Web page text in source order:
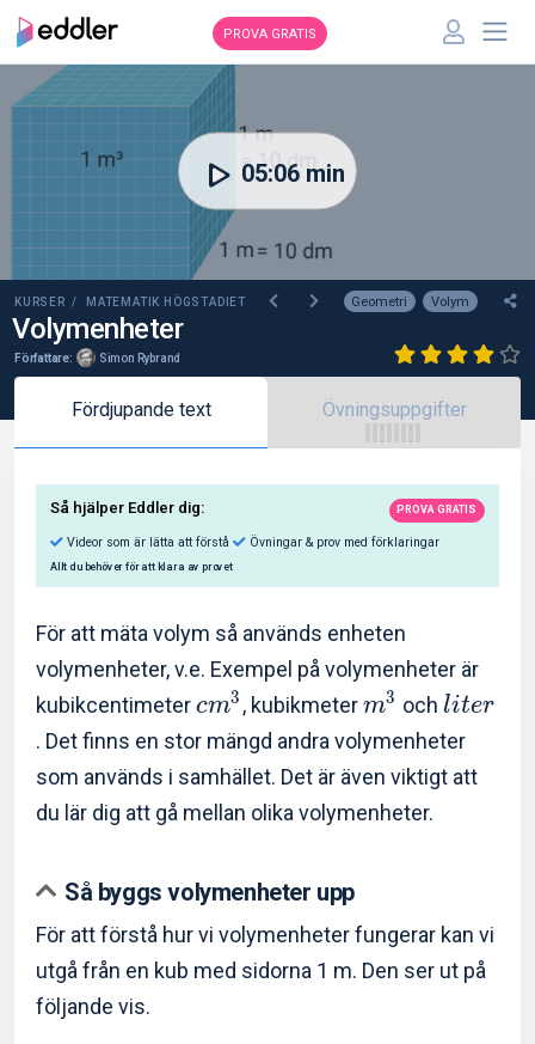
PROVA GRATIS
KURSER / MATEMATIK HÖGSTADIET Geometri Volym
Volymenheter
Författare: Simon Rybrand
05:06 min
Fördjupande text Övningsuppgifter
Så hjälper Eddler dig:
Videor som är lätta att förstå Övningar & prov med
Allt du behöver för att klara av provet
För att mäta volym så används enheten
volymenheter, v.e. Exempel på volymenheter är
kubikcentimetercm3 , kubikmeterm3 och liter
. Det finns en stor mängd andra volymenheter
som används i samhället. Det är även viktigt att
du lär dig att gå mellan olika volymenheter.
Så byggs volymenheter upp
För att förstå hur vi volymenheter fungerar kan vi
utgå från en kub med sidorna 1 m. Den ser ut på
följande vis.